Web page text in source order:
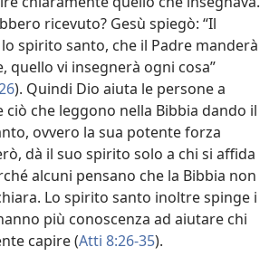
ricevuto? Gesù spiegò: “Il
spirito santo, che il Padre manderà
quello vi insegnerà ogni cosa”
). Quindi Dio aiuta le persone a
ciò che leggono nella Bibbia dando il
ovvero la sua potente forza
dà il suo spirito solo a chi si affida
alcuni pensano che la Bibbia non
Lo spirito santo inoltre spinge i
più conoscenza ad aiutare chi
capire (Atti 8:26-35).